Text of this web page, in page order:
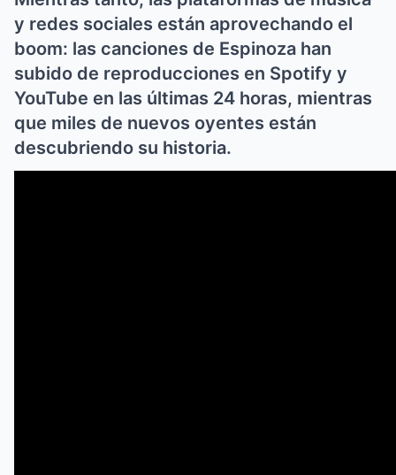
y redes sociales están aprovechando el
boom: las canciones de Espinoza han
subido de reproducciones en Spotify y
YouTube en las últimas 24 horas, mientras
que miles de nuevos oyentes están
descubriendo su historia.